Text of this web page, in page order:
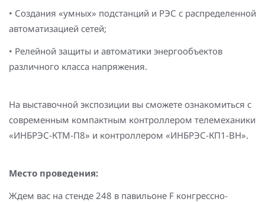
• Создания «умных» подстанций и РЭС с распределенной
автоматизацией сетей;
• Релейной защиты и автоматики энергообъектов
различного класса напряжения.
На выставочной экспозиции вы сможете ознакомиться с
современным компактным контроллером телемеханики
«ИНБРЭС-КТМ-П8» и контроллером «ИНБРЭС-КП1-ВН».
Место проведения:
Ждем вас на стенде 248 в павильоне F конгрессно-